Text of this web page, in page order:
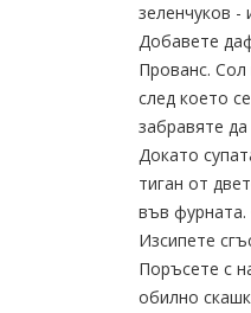
зеленчуков -
Добавете
Прованс. Сол
след което
забравяте
Докато
тиган от
във фурната.
Изсипете
Поръсете с
обилно